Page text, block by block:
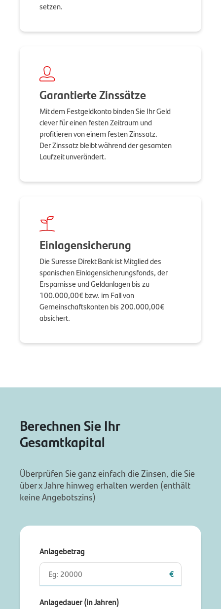
setzen.
Garantierte Zinssätze
Mit dem Festgeldkonto binden Sie Ihr Geld
clever für einen festen Zeitraum und
profitieren von einem festen Zinssatz.
Der Zinssatz bleibt während der gesamten
Laufzeit unverändert.
Einlagensicherung
Die Suresse Direkt Bank ist Mitglied des
spanischen Einlagensicherungsfonds, der
Ersparnisse und Geldanlagen bis zu
100.000,00€ bzw. im Fall von
Gemeinschaftskonten bis 200.000,00€
absichert.
Berechnen Sie Ihr
Gesamtkapital
Überprüfen Sie ganz einfach die Zinsen, die Sie
über x Jahre hinweg erhalten werden (enthält
keine Angebotszins)
Anlagebetrag
€
Anlagedauer (in Jahren)